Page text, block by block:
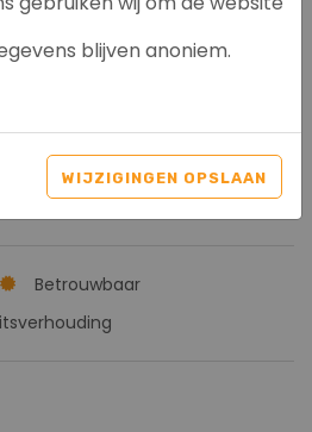
blijven anoniem.
WIJZIGINGEN OPSLAAN
SL
Betrouwbaar